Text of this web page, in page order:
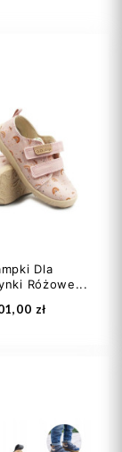
Dla
Różowe...
zł